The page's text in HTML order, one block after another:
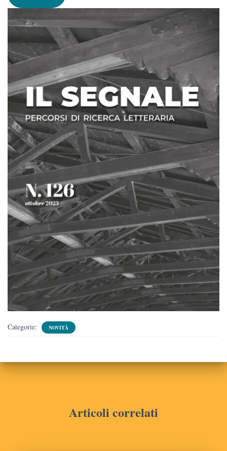
Categorie: NOVITÀ
Articoli correlati